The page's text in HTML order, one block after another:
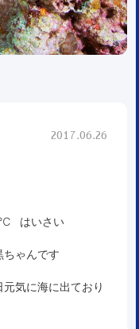
2017.06.26
℃ はいさい
ちゃんです
気に海に出ており